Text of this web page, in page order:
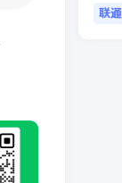
联通